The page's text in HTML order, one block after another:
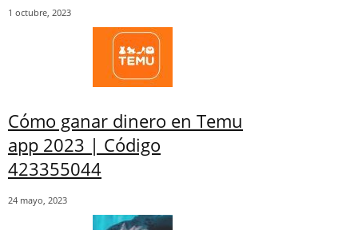
1 octubre, 2023
Cómo ganar dinero en Temu
app 2023 | Código
423355044
24 mayo, 2023